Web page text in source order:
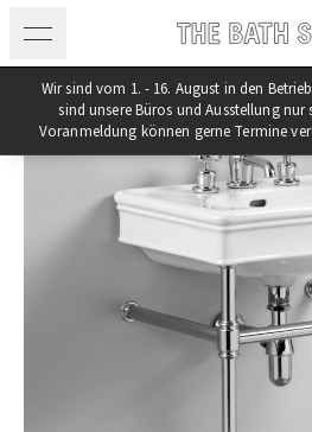
Wir sind vom 1. - 16. August in den
sind unsere Büros und Ausstellung
Voranmeldung können gerne Termine